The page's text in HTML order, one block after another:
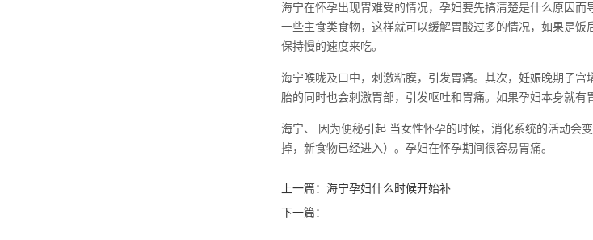
海宁在怀孕出现胃难受的情况，孕妇要先搞清楚是什么原因
一些主食类食物，这样就可以缓解胃酸过多的情况，如果是
保持慢的速度来吃。
海宁喉咙及口中，刺激粘膜，引发胃痛。其次，妊娠晚期子
胎的同时也会刺激胃部，引发呕吐和胃痛。如果孕妇本身就有
海宁、 因为便秘引起 当女性怀孕的时候，消化系统的活动会
掉，新食物已经进入）。孕妇在怀孕期间很容易胃痛。
上一篇： 海宁孕妇什么时候开始补
下一篇：